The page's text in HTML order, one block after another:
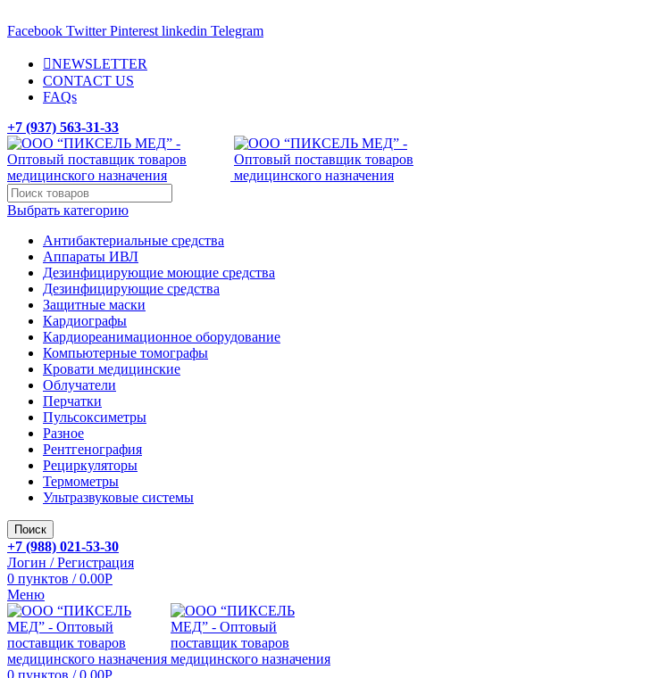
Facebook Twitter Pinterest linkedin Telegram
NEWSLETTER
CONTACT US
FAQs
+7 (937) 563-31-33
Выбрать категорию
Антибактериальные средства
Аппараты ИВЛ
Дезинфицирующие моющие средства
Дезинфицирующие средства
Защитные маски
Кардиографы
Кардиореанимационное оборудование
Компьютерные томографы
Кровати медицинские
Облучатели
Перчатки
Пульсоксиметры
Разное
Рентгенография
Рециркуляторы
Термометры
Ультразвуковые системы
Поиск
+7 (988) 021-53-30
Логин / Регистрация
0 пунктов / 0.00Р
Меню
0 пунктов / 0.00Р